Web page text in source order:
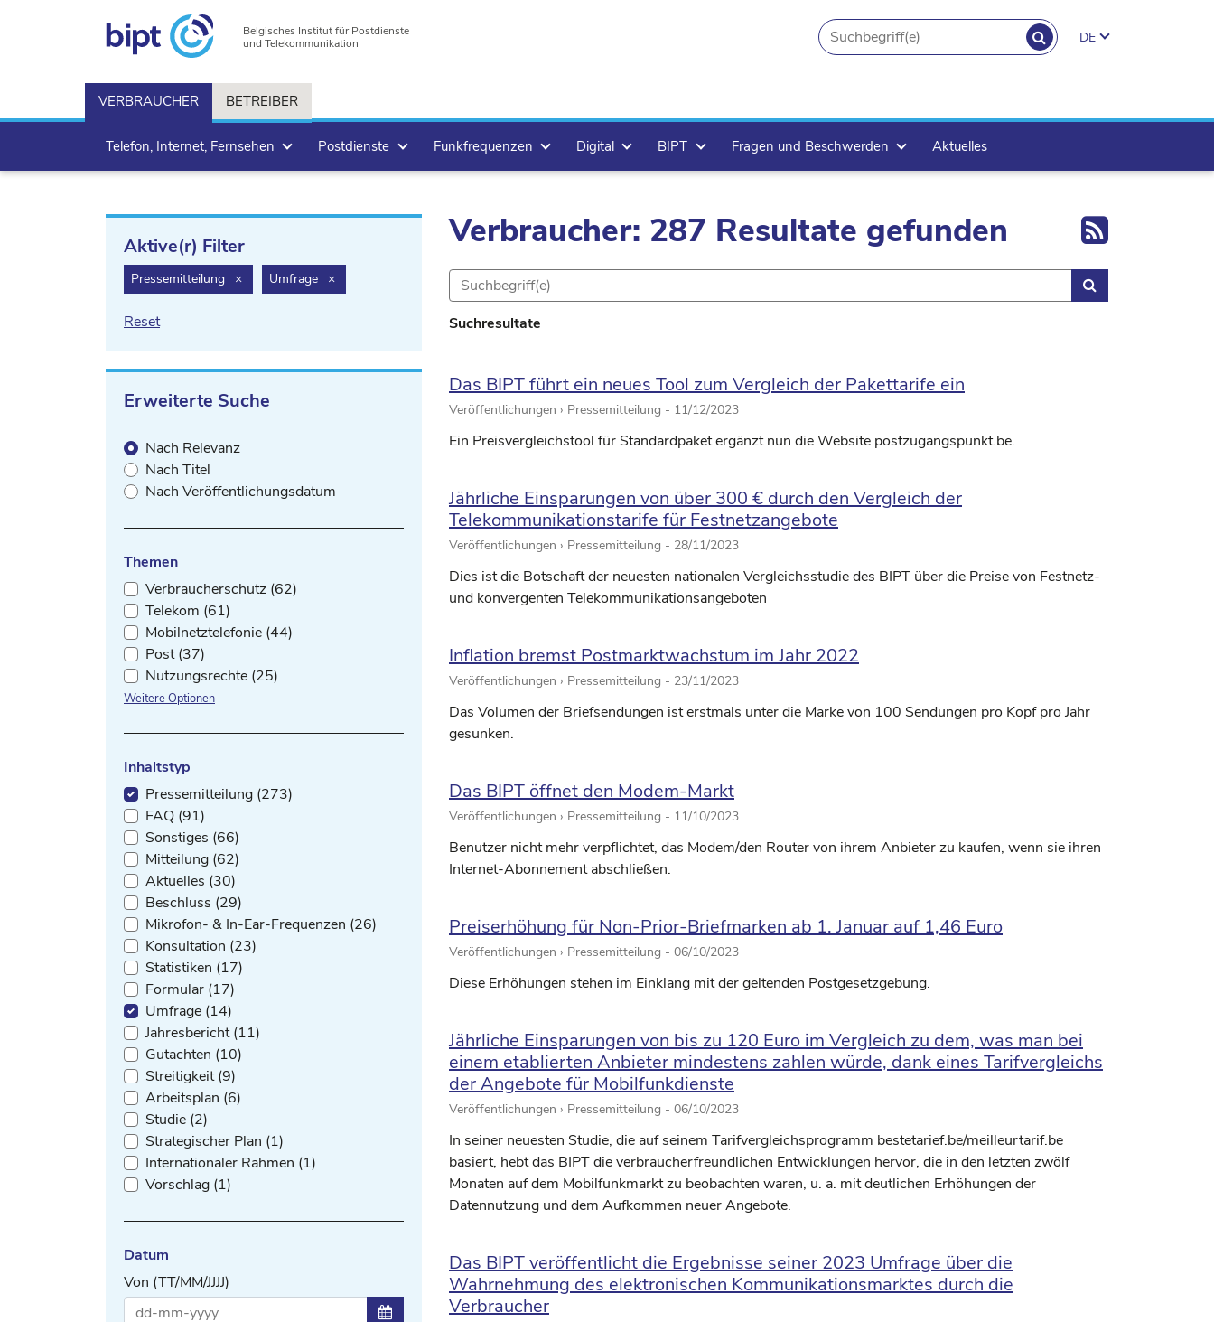
Belgisches Institut für Postdienste
und Telekommunikation
SUCHEN
search.button
DE
VERBRAUCHER BETREIBER
Telefon, Internet, Fernsehen Postdienste Funkfrequenzen Digital BIPT Fragen und Beschwerden Aktuelles
Aktive(r) Filter
Pressemitteilung ×filter.delete
Umfrage ×filter.delete
Reset
Erweiterte Suche
Nach Relevanz
Nach Titel
Nach Veröffentlichungsdatum
Themen
Verbraucherschutz (62)
Telekom (61)
Mobilnetztelefonie (44)
Post (37)
Nutzungsrechte (25)
Weitere Optionen
Inhaltstyp
Pressemitteilung (273)
FAQ (91)
Sonstiges (66)
Mitteilung (62)
Aktuelles (30)
Beschluss (29)
Mikrofon- & In-Ear-Frequenzen (26)
Konsultation (23)
Statistiken (17)
Formular (17)
Umfrage (14)
Jahresbericht (11)
Gutachten (10)
Streitigkeit (9)
Arbeitsplan (6)
Studie (2)
Strategischer Plan (1)
Internationaler Rahmen (1)
Vorschlag (1)
Datum
Von (TT/MM/JJJJ)
Verbraucher: 287 Resultate gefunden Export
Suchresultate
Das BIPT führt ein neues Tool zum Vergleich der Pakettarife ein
Veröffentlichungen › Pressemitteilung - 11/12/2023
Ein Preisvergleichstool für Standardpaket ergänzt nun die Website postzugangspunkt.be.
Jährliche Einsparungen von über 300 € durch den Vergleich der
Telekommunikationstarife für Festnetzangebote
Veröffentlichungen › Pressemitteilung - 28/11/2023
Dies ist die Botschaft der neuesten nationalen Vergleichsstudie des BIPT über die Preise von Festnetz-
und konvergenten Telekommunikationsangeboten
Inflation bremst Postmarktwachstum im Jahr 2022
Veröffentlichungen › Pressemitteilung - 23/11/2023
Das Volumen der Briefsendungen ist erstmals unter die Marke von 100 Sendungen pro Kopf pro Jahr
gesunken.
Das BIPT öffnet den Modem-Markt
Veröffentlichungen › Pressemitteilung - 11/10/2023
Benutzer nicht mehr verpflichtet, das Modem/den Router von ihrem Anbieter zu kaufen, wenn sie ihren
Internet-Abonnement abschließen.
Preiserhöhung für Non-Prior-Briefmarken ab 1. Januar auf 1,46 Euro
Veröffentlichungen › Pressemitteilung - 06/10/2023
Diese Erhöhungen stehen im Einklang mit der geltenden Postgesetzgebung.
Jährliche Einsparungen von bis zu 120 Euro im Vergleich zu dem, was man bei
einem etablierten Anbieter mindestens zahlen würde, dank eines Tarifvergleichs
der Angebote für Mobilfunkdienste
Veröffentlichungen › Pressemitteilung - 06/10/2023
In seiner neuesten Studie, die auf seinem Tarifvergleichsprogramm bestetarief.be/meilleurtarif.be
basiert, hebt das BIPT die verbraucherfreundlichen Entwicklungen hervor, die in den letzten zwölf
Monaten auf dem Mobilfunkmarkt zu beobachten waren, u. a. mit deutlichen Erhöhungen der
Datennutzung und dem Aufkommen neuer Angebote.
Das BIPT veröffentlicht die Ergebnisse seiner 2023 Umfrage über die
Wahrnehmung des elektronischen Kommunikationsmarktes durch die
Verbraucher